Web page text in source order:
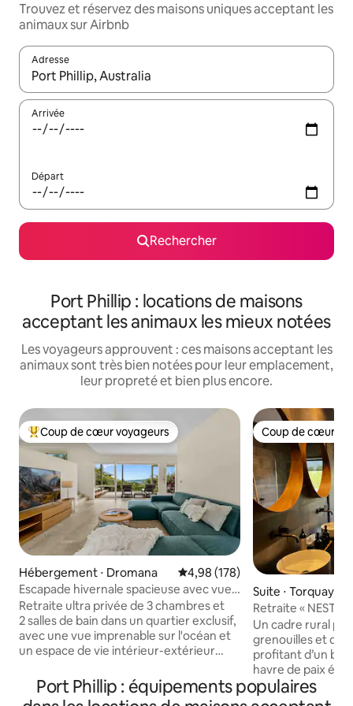
Trouvez et réservez des maisons uniques acceptant les
animaux sur Airbnb
Adresse
Lorsque les résultats s'affichent, utilisez les flèches vers le
Arrivée
Départ
Rechercher
Port Phillip : locations de maisons
acceptant les animaux les mieux notées
Les voyageurs approuvent : ces maisons acceptant les
animaux sont très bien notées pour leur emplacement,
leur propreté et bien plus encore.
Coups de cœur voyageurs les plus appréciés
Coup de cœur voyageurs
Hébergement ⋅ Dromana Évaluation moyenne sur la
4,98 (178)
Escapade hivernale spacieuse avec vue
sur l'océan
Retraite ultra privée de 3 chambres et
2 salles de bain dans un quartier exclusif,
avec une vue imprenable sur l'océan et
un espace de vie intérieur-extérieur
équipé de la péninsule de Mornington
est à quelques minutes en voiture de la
Coup de cœur
Coup de cœur
Suite ⋅ Torquay
Retraite « NEST »
paisible
Un cadre rural
grenouilles et
profitant d’un
havre de paix
un lit « queen
2,5 km de Whites Beach.
Port Phillip : équipements populaires